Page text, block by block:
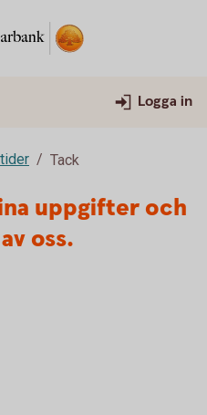
Logga in
Tack
uppgifter och
oss.